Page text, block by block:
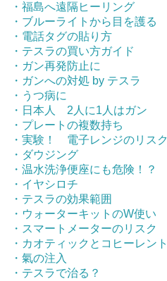
・福島へ遠隔ヒーリング
・ブルーライトから目を護る
・電話タグの貼り方
・テスラの買い方ガイド
・ガン再発防止に
・ガンへの対処 by テスラ
・うつ病に
・日本人 2人に1人はガン
・プレートの複数持ち
・実験！ 電子レンジのリスク
・ダウジング
・温水洗浄便座にも危険！？
・イヤシロチ
・テスラの効果範囲
・ウォーターキットのW使い
・スマートメーターのリスク
・カオティックとコヒーレント
・氣の注入
・テスラで治る？